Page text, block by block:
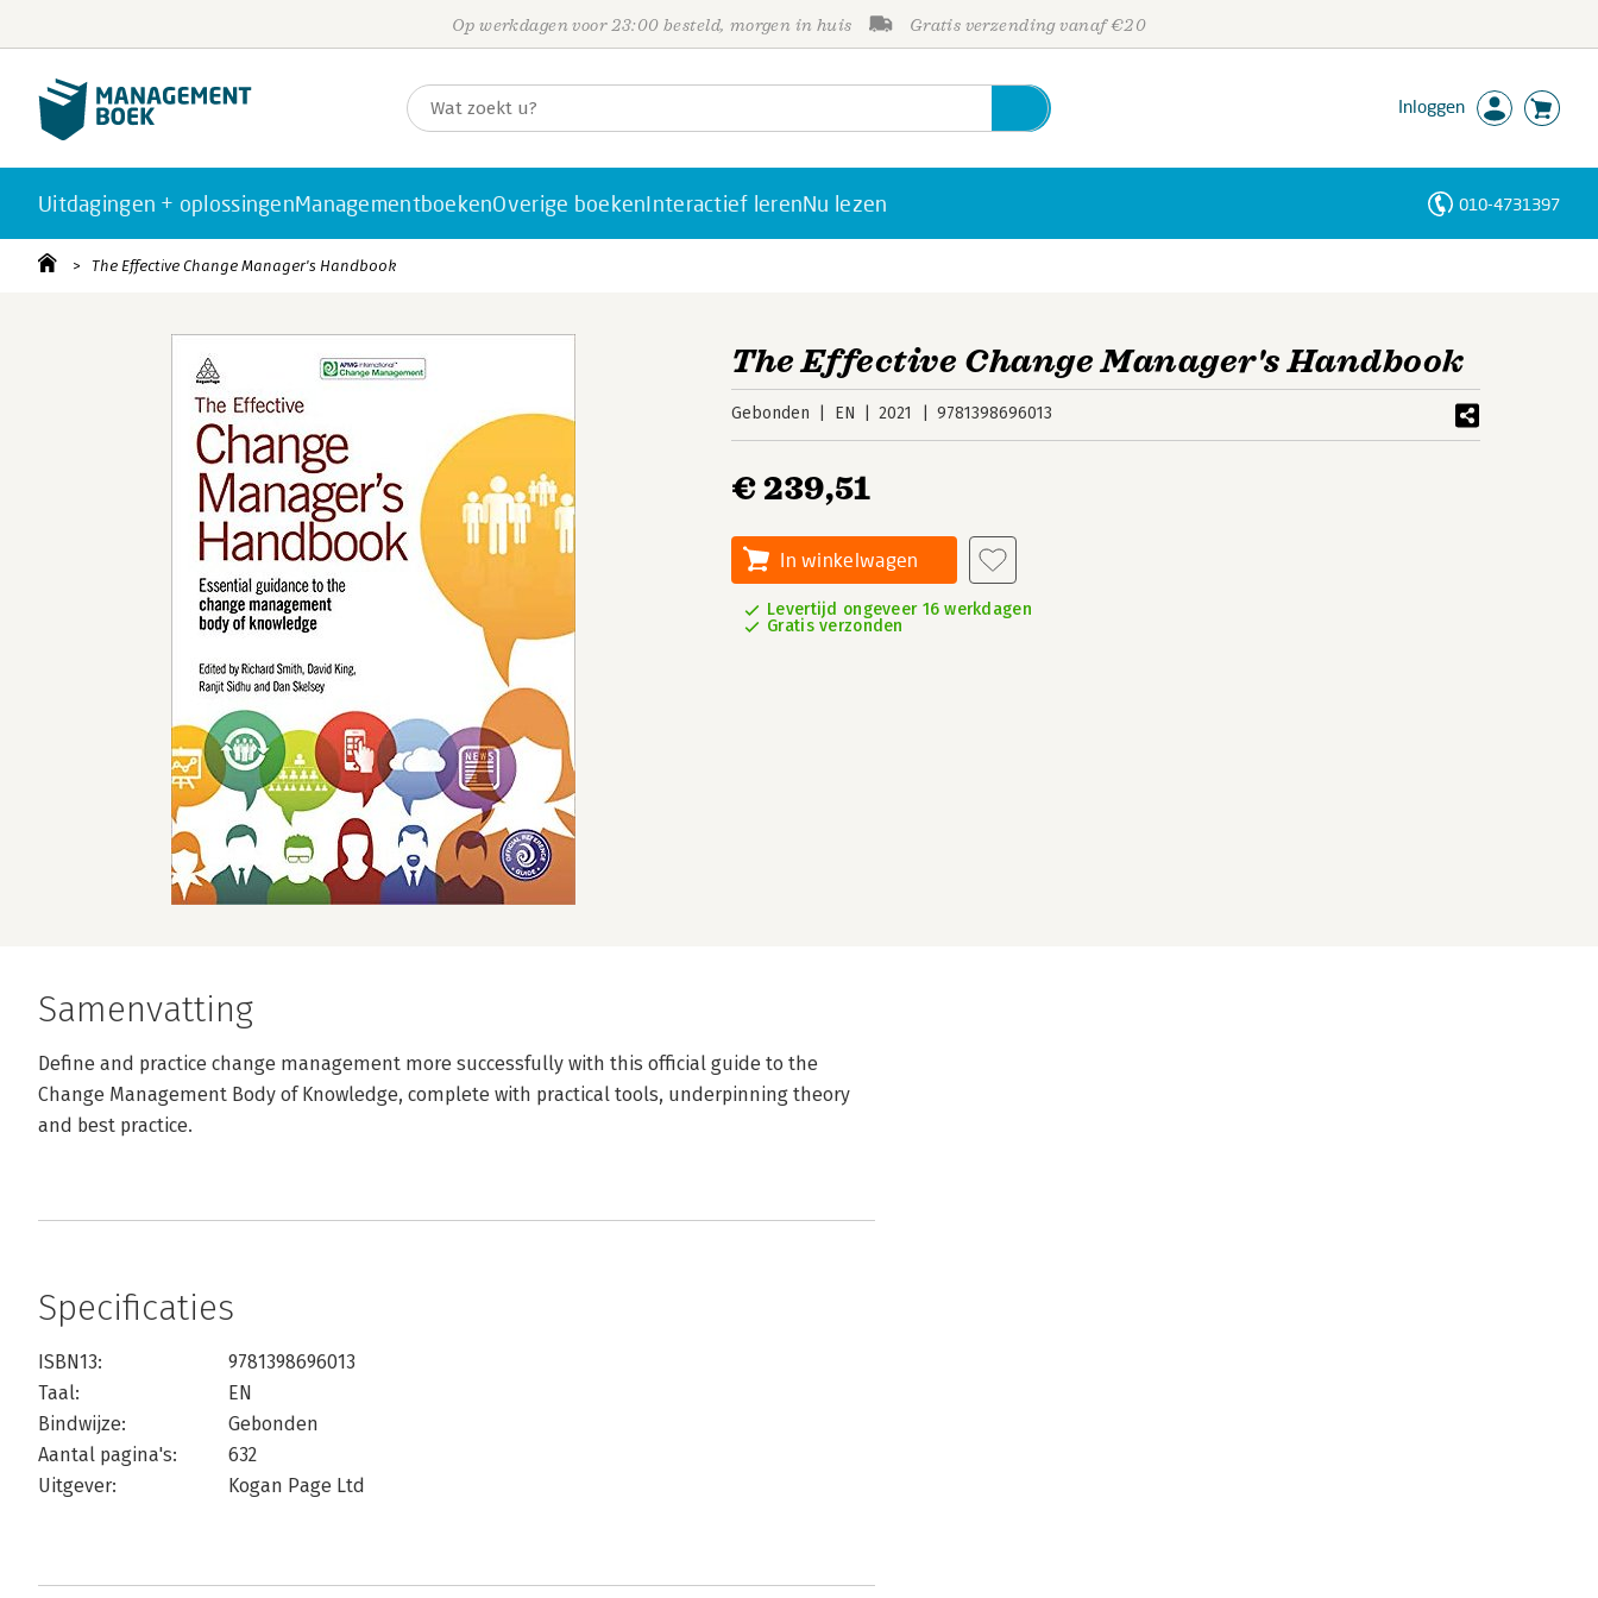
Op werkdagen voor 23:00 besteld, morgen in huis Gratis verzending vanaf €20
Inloggen
Uitdagingen + oplossingenManagementboekenOverige boekenInteractief lerenNu lezen 010-4731397
The Effective Change Manager's Handbook
The Effective Change Manager's Handbook
Gebonden EN 2021 9781398696013
€ 239,51
In winkelwagen
Levertijd ongeveer 16 werkdagen
Gratis verzonden
Samenvatting
Define and practice change management more successfully with this official guide to the
Change Management Body of Knowledge, complete with practical tools, underpinning theory
and best practice.
Specificaties
ISBN13:
9781398696013
Taal:
EN
Bindwijze:
Gebonden
Aantal pagina's:
632
Uitgever:
Kogan Page Ltd
Personen